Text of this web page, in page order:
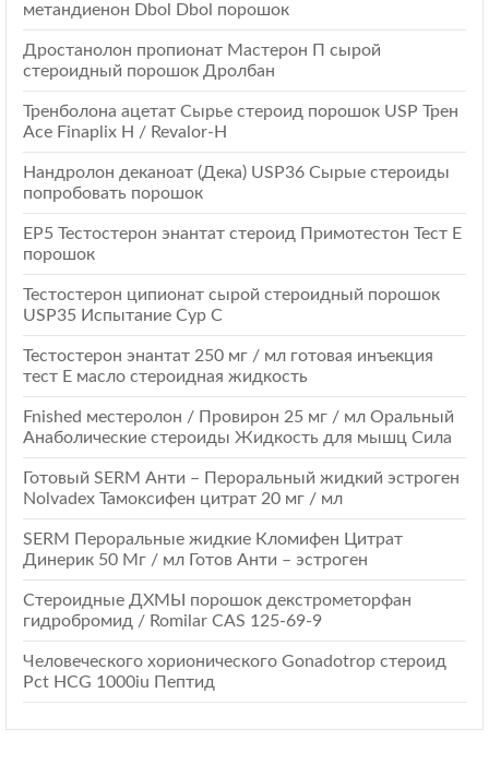
метандиенон Dbol Dbol порошок
Дростанолон пропионат Мастерон П сырой
стероидный порошок Дролбан
Тренболона ацетат Сырье стероид порошок USP Трен
Ace Finaplix H / Revalor-Н
Нандролон деканоат (Дека) USP36 Сырые стероиды
попробовать порошок
EP5 Тестостерон энантат стероид Примотестон Тест Е
порошок
Тестостерон ципионат сырой стероидный порошок
USP35 Испытание Cyp C
Тестостерон энантат 250 мг / мл готовая инъекция
тест E масло стероидная жидкость
Fnished местеролон / Провирон 25 мг / мл Оральный
Анаболические стероиды Жидкость для мышц Сила
Готовый SERM Анти – Пероральный жидкий эстроген
Nolvadex Тамоксифен цитрат 20 мг / мл
SERM Пероральные жидкие Кломифен Цитрат
Динерик 50 Мг / мл Готов Анти – эстроген
Стероидные ДХМЫ порошок декстрометорфан
гидробромид / Romilar CAS 125-69-9
Человеческого хорионического Gonadotrop стероид
Pct HCG 1000iu Пептид